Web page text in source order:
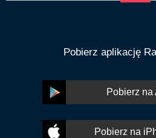
Pobierz aplikację
Pobierz na
Pobierz na